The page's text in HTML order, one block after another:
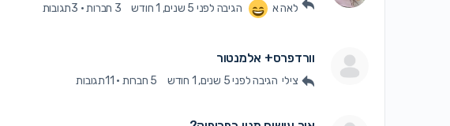
לאה א הגיבה לפני 5 שנים, 1 חודש 3 חברות · 3תגובות
וורדפרס+ אלמנטור
צילי הגיבהלפני 5 שנים, 1 חודש 5 חברות · 11תגובות